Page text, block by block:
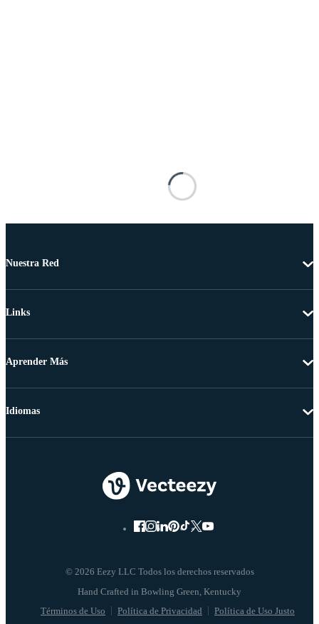
Nuestra Red
Links
Aprender Más
© 2026 Eezy LLC Todos los derechos reservados
Términos de Uso Política de Privacidad Política de Uso Justo
Idiomas